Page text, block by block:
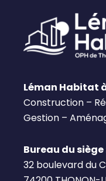
Léman Habitat
Construction –
Gestion –
Bureau du siège
32 boulevard du